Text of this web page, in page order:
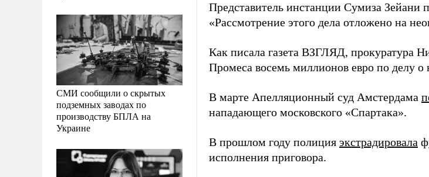
СМИ сообщили о скрытых
подземных заводах по
производству БПЛА на
Украине
Представитель инстанции Сумиза Зейани
«Рассмотрение этого дела отложено на
Как писала газета ВЗГЛЯД, прокуратура
Промеса восемь миллионов евро по делу о
В марте Апелляционный суд Амстердама
нападающего московского «Спартака».
В прошлом году полиция экстрадировала
исполнения приговора.